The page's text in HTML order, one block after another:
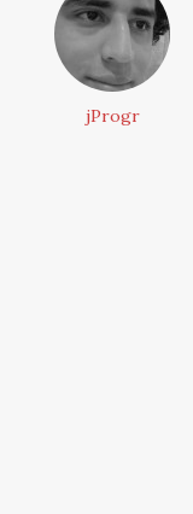
jProgr